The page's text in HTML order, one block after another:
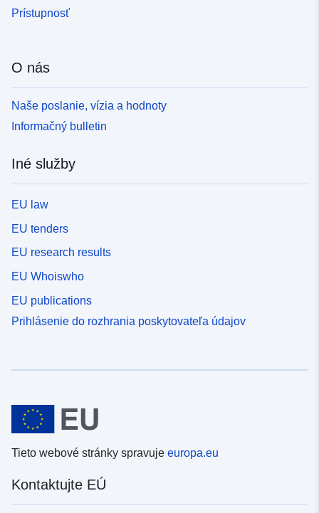
Prístupnosť
O nás
Naše poslanie, vízia a hodnoty
Informačný bulletin
Iné služby
EU law
EU tenders
EU research results
EU Whoiswho
EU publications
Prihlásenie do rozhrania poskytovateľa údajov
Tieto webové stránky spravuje europa.eu
Kontaktujte EÚ